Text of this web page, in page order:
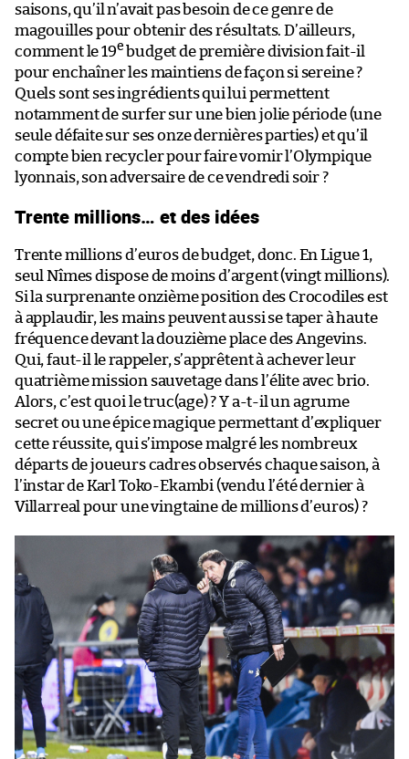
saisons, qu’il n’avait pas besoin de ce genre de
magouilles pour obtenir des résultats. D’ailleurs,
comment le 19e budget de première division fait-il
pour enchaîner les maintiens de façon si sereine ?
Quels sont ses ingrédients qui lui permettent
notamment de surfer sur une bien jolie période (une
seule défaite sur ses onze dernières parties) et qu’il
compte bien recycler pour faire vomir l’Olympique
lyonnais, son adversaire de ce vendredi soir ?
Trente millions… et des idées
Trente millions d’euros de budget, donc. En Ligue 1,
seul Nîmes dispose de moins d’argent (vingt millions).
Si la surprenante onzième position des Crocodiles est
à applaudir, les mains peuvent aussi se taper à haute
fréquence devant la douzième place des Angevins.
Qui, faut-il le rappeler, s’apprêtent à achever leur
quatrième mission sauvetage dans l’élite avec brio.
Alors, c’est quoi le truc(age) ? Y a-t-il un agrume
secret ou une épice magique permettant d’expliquer
cette réussite, qui s’impose malgré les nombreux
départs de joueurs cadres observés chaque saison, à
l’instar de Karl Toko-Ekambi (vendu l’été dernier à
Villarreal pour une vingtaine de millions d’euros) ?